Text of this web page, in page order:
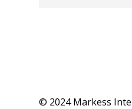
© 2024 Markess